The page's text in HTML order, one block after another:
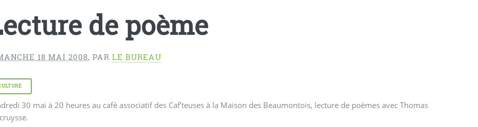
de poème
18 MAI 2008,PAR LE BUREAU
30 mai à 20 heures au café associatif des Caf’teuses à la Maison des Beaumontois, lecture de poèmes avec Thomas